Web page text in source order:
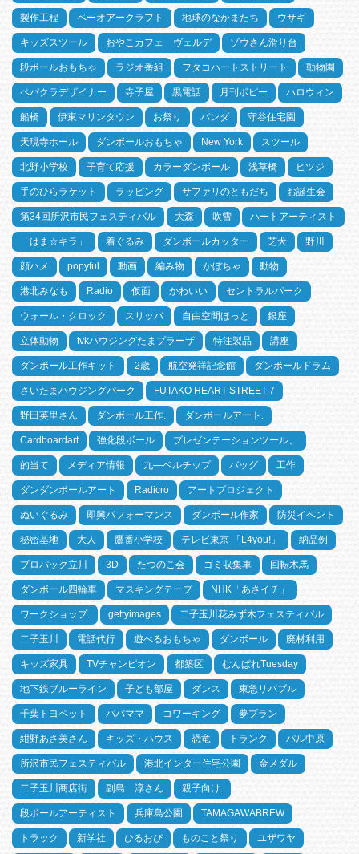
製作工程 ペーオアークラフト 地球のなかまたち ウサギ
キッズスツール おやこカフェ ヴェルデ ゾウさん滑り台
段ボールおもちゃ ラジオ番組 フタコハートストリート 動物園
ペパクラデザイナー 寺子屋 黒電話 月刊ポピー ハロウィン
船橋 伊東マリンタウン お祭り パンダ 守谷住宅園
天現寺ホール ダンボールおもちゃ New York スツール
北野小学校 子育て応援 カラーダンボール 浅草橋 ヒツジ
手のひらラケット ラッピング サファリのともだち お誕生会
第34回所沢市民フェスティバル 大森 吹雪 ハートアーティスト
「はま☆キラ」 着ぐるみ ダンボールカッター 芝犬 野川
顔ハメ popyful 動画 編み物 かぼちゃ 動物
港北みなも Radio 仮面 かわいい セントラルパーク
ウォール・クロック スリッパ 自由空間ほっと 銀座
立体動物 tvkハウジングたまプラーザ 特注製品 講座
ダンボール工作キット 2歳 航空発祥記念館 ダンボールドラム
さいたまハウジングパーク FUTAKO HEART STREET 7
野田英里さん ダンボール工作. ダンボールアート.
Cardboardart 強化段ボール プレゼンテーションツール、
的当て メディア情報 九―ベルチップ バッグ 工作
ダンダンボールアート Radicro アートプロジェクト
ぬいぐるみ 即興パフォーマンス ダンボール作家 防災イベント
秘密基地 大人 鷹番小学校 テレビ東京 「L4you!」 納品例
プロパック立川 3D たつのこ会 ゴミ収集車 回転木馬
ダンボール四輪車 マスキングテープ NHK「あさイチ」
ワークショップ. gettyimages 二子玉川花みず木フェスティバル
二子玉川 電話代行 遊べるおもちゃ ダンボール 廃材利用
キッズ家具 TVチャンピオン 都築区 むんぱれTuesday
地下鉄ブルーライン 子ども部屋 ダンス 東急リバブル
千葉トヨペット パパママ コワーキング 夢プラン
紺野あさ美さん キッズ・ハウス 恐竜 トランク パル中原
所沢市民フェスティバル 港北インター住宅公園 金メダル
二子玉川商店街 副島 淳さん 親子向け.
段ボールアーティスト 兵庫島公園 TAMAGAWABREW
トラック 新学社 ひるおび ものこと祭り ユザワヤ